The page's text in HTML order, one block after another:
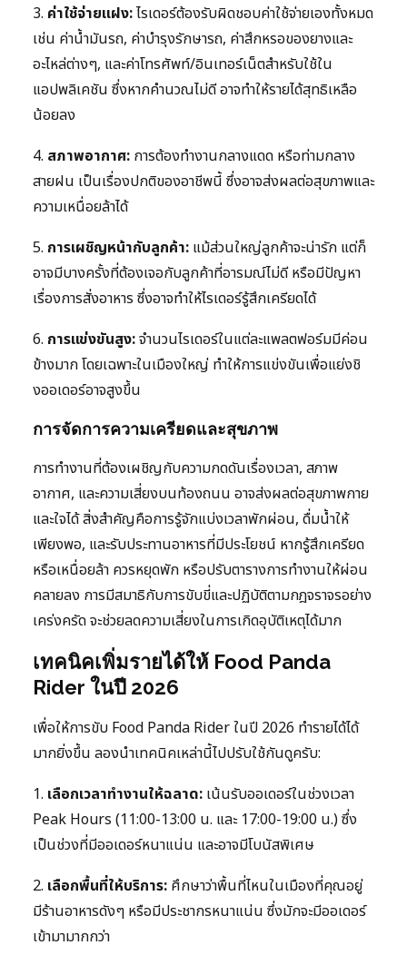
3. ค่าใช้จ่ายแฝง:ไรเดอร์ต้องรับผิดชอบค่าใช้จ่ายเองทั้งหมด
เช่น ค่าน้ำมันรถ, ค่าบำรุงรักษารถ, ค่าสึกหรอของยางและ
อะไหล่ต่างๆ, และค่าโทรศัพท์/อินเทอร์เน็ตสำหรับใช้ใน
แอปพลิเคชัน ซึ่งหากคำนวณไม่ดี อาจทำให้รายได้สุทธิเหลือ
น้อยลง
4. สภาพอากาศ: การต้องทำงานกลางแดด หรือท่ามกลาง
สายฝน เป็นเรื่องปกติของอาชีพนี้ ซึ่งอาจส่งผลต่อสุขภาพและ
ความเหนื่อยล้าได้
5. การเผชิญหน้ากับลูกค้า: แม้ส่วนใหญ่ลูกค้าจะน่ารัก แต่ก็
อาจมีบางครั้งที่ต้องเจอกับลูกค้าที่อารมณ์ไม่ดี หรือมีปัญหา
เรื่องการสั่งอาหาร ซึ่งอาจทำให้ไรเดอร์รู้สึกเครียดได้
6. การแข่งขันสูง:จำนวนไรเดอร์ในแต่ละแพลตฟอร์มมีค่อน
ข้างมาก โดยเฉพาะในเมืองใหญ่ ทำให้การแข่งขันเพื่อแย่งชิ
งออเดอร์อาจสูงขึ้น
การจัดการความเครียดและสุขภาพ
การทำงานที่ต้องเผชิญกับความกดดันเรื่องเวลา, สภาพ
อากาศ, และความเสี่ยงบนท้องถนน อาจส่งผลต่อสุขภาพกาย
และใจได้ สิ่งสำคัญคือการรู้จักแบ่งเวลาพักผ่อน, ดื่มน้ำให้
เพียงพอ, และรับประทานอาหารที่มีประโยชน์ หากรู้สึกเครียด
หรือเหนื่อยล้า ควรหยุดพัก หรือปรับตารางการทำงานให้ผ่อน
คลายลง การมีสมาธิกับการขับขี่และปฏิบัติตามกฎจราจรอย่าง
เคร่งครัด จะช่วยลดความเสี่ยงในการเกิดอุบัติเหตุได้มาก
เทคนิคเพิ่มรายได้ให้ Food Panda
Rider ในปี 2026
เพื่อให้การขับ Food Panda Rider ในปี 2026 ทำรายได้ได้
มากยิ่งขึ้น ลองนำเทคนิคเหล่านี้ไปปรับใช้กันดูครับ:
1. เลือกเวลาทำงานให้ฉลาด: เน้นรับออเดอร์ในช่วงเวลา
Peak Hours (11:00-13:00 น. และ 17:00-19:00 น.) ซึ่ง
เป็นช่วงที่มีออเดอร์หนาแน่น และอาจมีโบนัสพิเศษ
2. เลือกพื้นที่ให้บริการ: ศึกษาว่าพื้นที่ไหนในเมืองที่คุณอยู่
มีร้านอาหารดังๆ หรือมีประชากรหนาแน่น ซึ่งมักจะมีออเดอร์
เข้ามามากกว่า